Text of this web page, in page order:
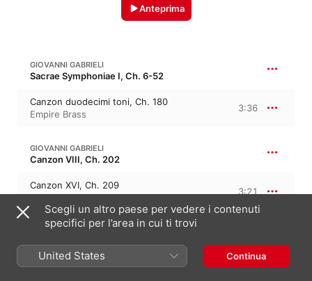
Anteprima
GIOVANNI GABRIELI
Sacrae Symphoniae I, Ch. 6-52
Canzon duodecimi toni, Ch. 180
Empire Brass
3:36
GIOVANNI GABRIELI
Canzon VIII, Ch. 202
Canzon XVI, Ch. 209
Empire Brass
3:21
GIOVANNI GABRIELI
Canzoni et Sonate
Canzon XIV, Ch. 207
Scegli un altro paese per vedere i contenuti
specifici per l’area in cui ti trovi
United States Continua